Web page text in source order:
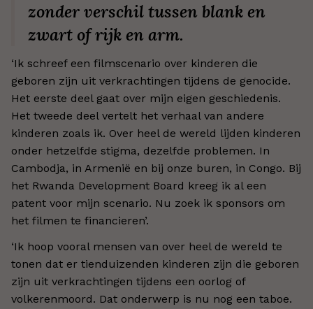
zonder verschil tussen blank en
zwart of rijk en arm.
‘Ik schreef een filmscenario over kinderen die
geboren zijn uit verkrachtingen tijdens de genocide.
Het eerste deel gaat over mijn eigen geschiedenis.
Het tweede deel vertelt het verhaal van andere
kinderen zoals ik. Over heel de wereld lijden kinderen
onder hetzelfde stigma, dezelfde problemen. In
Cambodja, in Armenië en bij onze buren, in Congo. Bij
het Rwanda Development Board kreeg ik al een
patent voor mijn scenario. Nu zoek ik sponsors om
het filmen te financieren’.
‘Ik hoop vooral mensen van over heel de wereld te
tonen dat er tienduizenden kinderen zijn die geboren
zijn uit verkrachtingen tijdens een oorlog of
volkerenmoord. Dat onderwerp is nu nog een taboe.